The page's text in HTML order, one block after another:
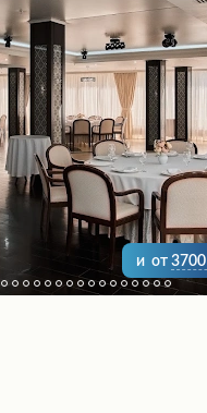
и от 3700